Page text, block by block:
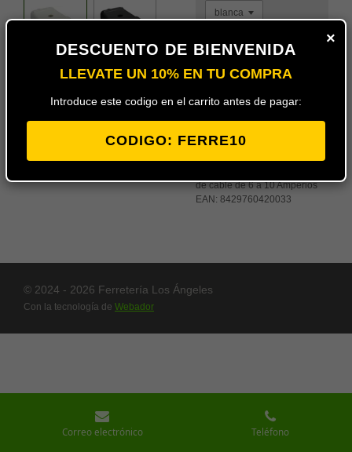
Añadir
carrito
Base aerea con faldon
de cable de 6 a 10 Amperios
EAN: 8429760420033
© 2024 - 2026 Ferretería Los Ángeles
Con la tecnología de Webador
Correo electrónico Teléfono
×
DESCUENTO DE BIENVENIDA
LLEVATE UN 10% EN TU COMPRA
Introduce este codigo en el carrito antes de pagar:
CODIGO: FERRE10